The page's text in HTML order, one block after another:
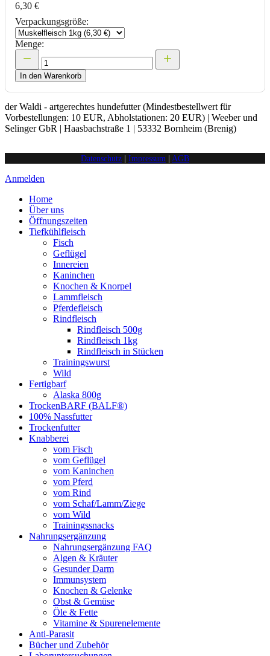
6,30 €
Verpackungsgröße:
Menge:
In den Warenkorb
der Waldi - artgerechtes hundefutter (Mindestbestellwert für
Vorbestellungen: 10 EUR, Abholstationen: 20 EUR) | Weeber und
Selinger GbR | Haasbachstraße 1 | 53332 Bornheim (Brenig)
Datenschutz Impressum AGB
Anmelden
Home
Über uns
Öffnungszeiten
Tiefkühlfleisch
Fisch
Geflügel
Innereien
Kaninchen
Knochen & Knorpel
Lammfleisch
Pferdefleisch
Rindfleisch
Rindfleisch 500g
Rindfleisch 1kg
Rindfleisch in Stücken
Trainingswurst
Wild
Fertigbarf
Alaska 800g
TrockenBARF (BALF®)
100% Nassfutter
Trockenfutter
Knabberei
vom Fisch
vom Geflügel
vom Kaninchen
vom Pferd
vom Rind
vom Schaf/Lamm/Ziege
vom Wild
Trainingssnacks
Nahrungsergänzung
Nahrungsergänzung FAQ
Algen & Kräuter
Gesunder Darm
Immunsystem
Knochen & Gelenke
Obst & Gemüse
Öle & Fette
Vitamine & Spurenelemente
Anti-Parasit
Bücher und Zubehör